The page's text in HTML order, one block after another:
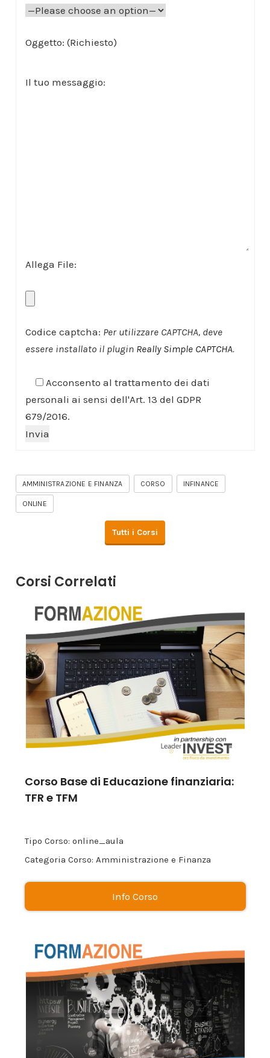
Oggetto: (Richiesto)
Il tuo messaggio:
Allega File:
Codice captcha: Per utilizzare CAPTCHA, deve
essere installato il plugin Really Simple CAPTCHA.
Acconsento al trattamento dei dati
personali ai sensi dell'Art. 13 del GDPR
679/2016.
AMMINISTRAZIONE E FINANZA CORSO INFINANCE
ONLINE
Tutti i Corsi
Corsi Correlati
Corso Base di Educazione finanziaria:
TFR e TFM
Tipo Corso: online_aula
Categoria Corso: Amministrazione e Finanza
Info Corso